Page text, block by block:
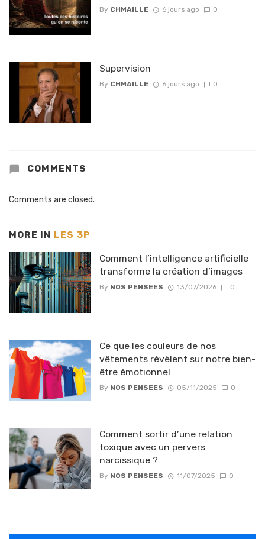
By CHMAILLE 6 jours ago 0
Supervision
By CHMAILLE 6 jours ago 0
COMMENTS
Comments are closed.
MORE IN LES 3P
Comment l’intelligence artificielle
transforme la création d’images
By NOS PENSEES 13/07/2026 0
Ce que les couleurs de nos
vêtements révèlent sur notre bien-
être émotionnel
By NOS PENSEES 05/11/2025 0
Comment sortir d’une relation
toxique avec un pervers
narcissique ?
By NOS PENSEES 11/07/2025 0